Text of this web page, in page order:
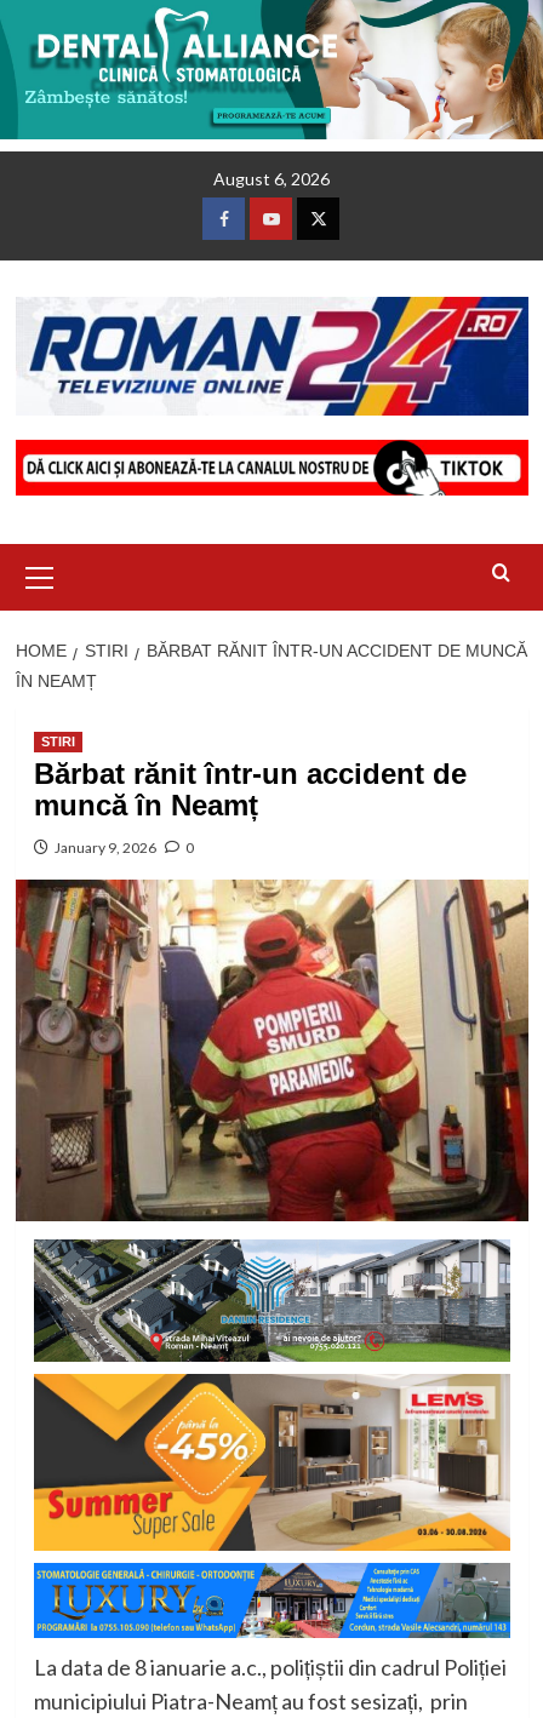
August 6, 2026
FacebookYoutubeTwitter
Menu
HOME STIRI
BĂRBAT RĂNIT ÎNTR-UN ACCIDENT DE MUNCĂ
ÎN NEAMȚ
STIRI
Bărbat rănit într-un accident de
muncă în Neamț
January 9, 2026 0
La data de 8 ianuarie a.c., polițiștii din cadrul Poliției
municipiului Piatra-Neamț au fost sesizați, prin